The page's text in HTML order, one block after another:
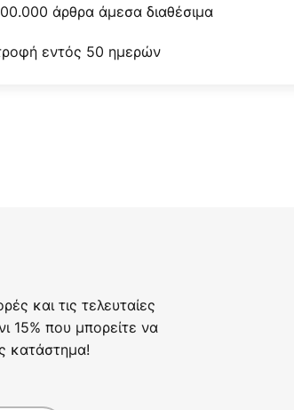
άρθρα άμεσα διαθέσιμα
εντός 50 ημερών
και τις τελευταίες
15% που μπορείτε να
κατάστημα!